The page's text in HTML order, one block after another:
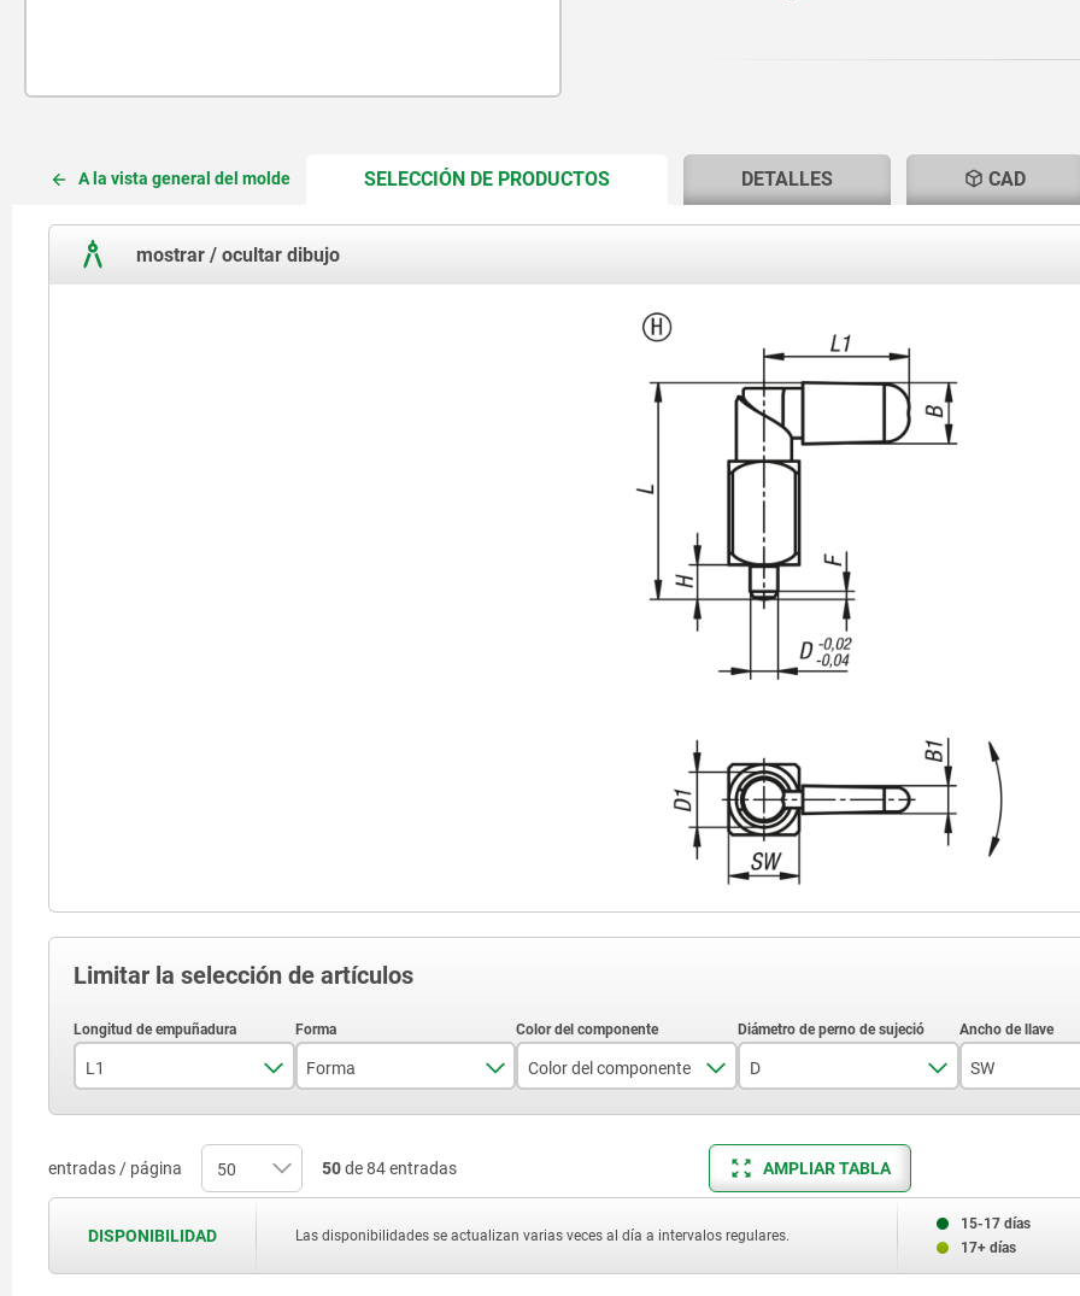
A la vista general del molde SELECCIÓN DE PRODUCTOSCURRENT
CURRENT
DETALLES CAD
mostrar / ocultar dibujo
Limitar la selección de artículos
L1
26,3
31,1
Forma
H
Color del componente
amarillo colza RAL 1021
D
4
5
SW
12
20
entradas / página 50de 84 entradas AMPLIAR TABLA
DISPONIBILIDAD Las disponibilidades se actualizan varias veces al día a intervalos regulares.
15-17 días
17+ días